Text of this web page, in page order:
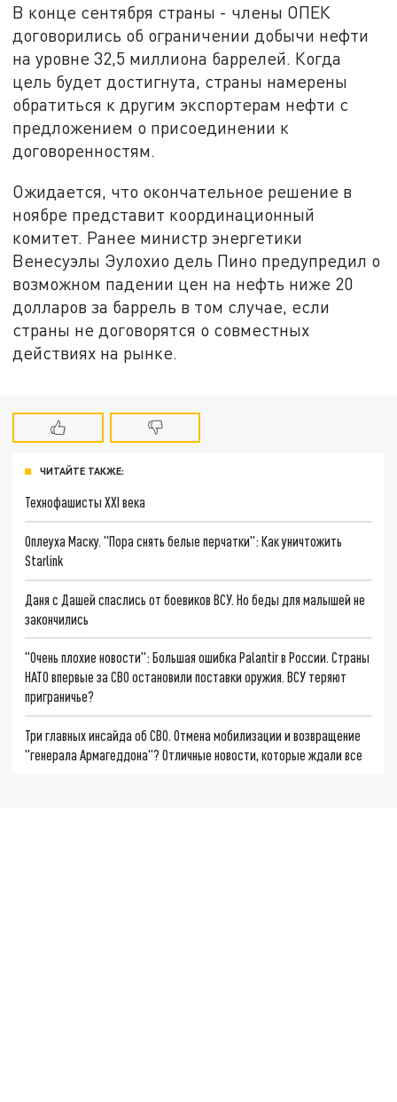
В конце сентября страны - члены ОПЕК
договорились об ограничении добычи нефти
на уровне 32,5 миллиона баррелей. Когда
цель будет достигнута, страны намерены
обратиться к другим экспортерам нефти с
предложением о присоединении к
договоренностям.
Ожидается, что окончательное решение в
ноябре представит координационный
комитет. Ранее министр энергетики
Венесуэлы Эулохио дель Пино предупредил о
возможном падении цен на нефть ниже 20
долларов за баррель в том случае, если
страны не договорятся о совместных
действиях на рынке.
ЧИТАЙТЕ ТАКЖЕ:
Технофашисты XXI века
Оплеуха Маску. "Пора снять белые перчатки": Как уничтожить
Starlink
Даня с Дашей спаслись от боевиков ВСУ. Но беды для малышей не
закончились
"Очень плохие новости": Большая ошибка Palantir в России. Страны
НАТО впервые за СВО остановили поставки оружия. ВСУ теряют
приграничье?
Три главных инсайда об СВО. Отмена мобилизации и возвращение
"генерала Армагеддона"? Отличные новости, которые ждали все